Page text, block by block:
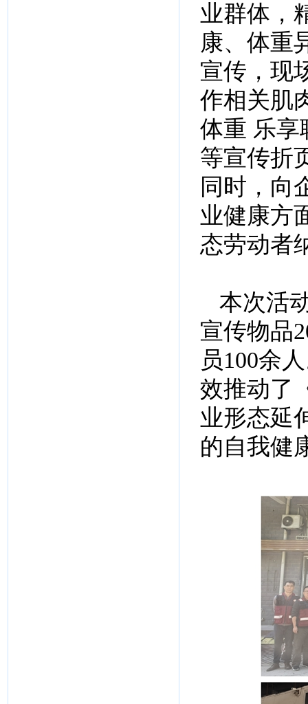
业群体，
康、体重
宣传，现
作相关肌
体重 乐享
等宣传折
同时，向
业健康方
态劳动者
本次活
宣传物品
员100余
效推动了
业形态延
的自我健